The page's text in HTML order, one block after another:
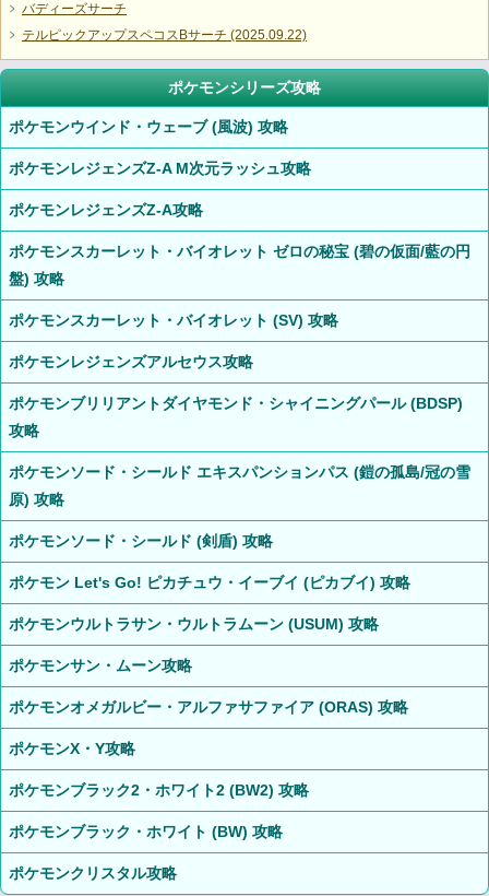
バディーズサーチ
テルピックアップスペコスBサーチ (2025.09.22)
ポケモンシリーズ攻略
ポケモンウインド・ウェーブ (風波) 攻略
ポケモンレジェンズZ-A M次元ラッシュ攻略
ポケモンレジェンズZ-A攻略
ポケモンスカーレット・バイオレット ゼロの秘宝 (碧の仮面/藍の円
盤) 攻略
ポケモンスカーレット・バイオレット (SV) 攻略
ポケモンレジェンズアルセウス攻略
ポケモンブリリアントダイヤモンド・シャイニングパール (BDSP)
攻略
ポケモンソード・シールド エキスパンションパス (鎧の孤島/冠の雪
原) 攻略
ポケモンソード・シールド (剣盾) 攻略
ポケモン Let's Go! ピカチュウ・イーブイ (ピカブイ) 攻略
ポケモンウルトラサン・ウルトラムーン (USUM) 攻略
ポケモンサン・ムーン攻略
ポケモンオメガルビー・アルファサファイア (ORAS) 攻略
ポケモンX・Y攻略
ポケモンブラック2・ホワイト2 (BW2) 攻略
ポケモンブラック・ホワイト (BW) 攻略
ポケモンクリスタル攻略